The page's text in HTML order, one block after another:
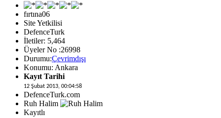
fırtına06
Site Yetkilisi
DefenceTurk
İletiler: 5,464
Üyeler No :26998
Durumu:Çevrimdışı
Konumu: Ankara
Kayıt Tarihi
12 Şubat 2013, 00:04:58
DefenceTurk.com
Ruh Halim
Kayıtlı